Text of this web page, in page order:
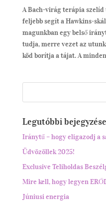
A Bach-virág terápia
feljebb segít a Hawkins-
magunkban egy belső
tudja, merre vezet az
köd borítja a tájat. A
Legutóbbi
Iránytű – hogy eligazodj a
Üdvözöllek 2025!
Exclusive Teliholdas
Mire kell, hogy legyen
Júniusi energia